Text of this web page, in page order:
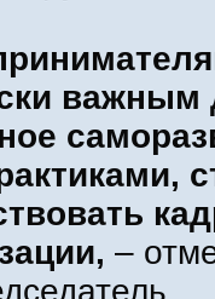
важным
–